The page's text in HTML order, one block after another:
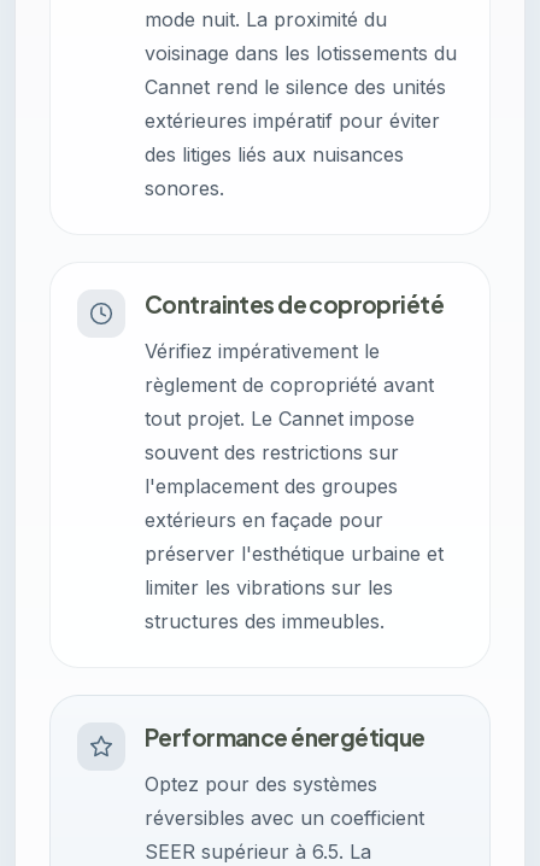
mode nuit. La proximité du
voisinage dans les lotissements du
Cannet rend le silence des unités
extérieures impératif pour éviter
des litiges liés aux nuisances
sonores.
Contraintes de copropriété
Vérifiez impérativement le
règlement de copropriété avant
tout projet. Le Cannet impose
souvent des restrictions sur
l'emplacement des groupes
extérieurs en façade pour
préserver l'esthétique urbaine et
limiter les vibrations sur les
structures des immeubles.
Performance énergétique
Optez pour des systèmes
réversibles avec un coefficient
SEER supérieur à 6.5. La